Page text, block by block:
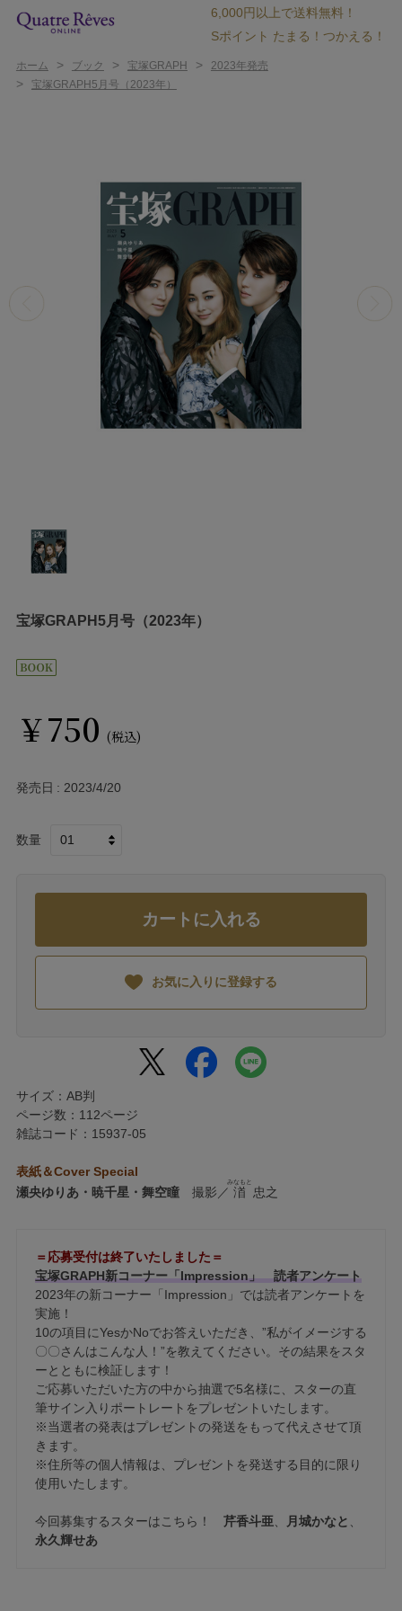
6,000円以上で送料無料！
Sポイント たまる！つかえる！
ホーム > ブック > 宝塚GRAPH > 2023年発売
> 宝塚GRAPH5月号（2023年）
宝塚GRAPH5月号（2023年）
￥750 (税込)
発売日 2023/4/20
数量
カートに入れる
お気に入りに登録する
サイズ：AB判
ページ数：112ページ
雑誌コード：15937-05
表紙＆Cover Special
瀬央ゆりあ・暁千星・舞空瞳撮影／ 渞
みなもと
忠之
＝応募受付は終了いたしました＝
宝塚GRAPH新コーナー「Impression」 読者アンケート
2023年の新コーナー「Impression」では読者アンケートを
実施！
10の項目にYesかNoでお答えいただき、”私がイメージする
〇〇さんはこんな人！”を教えてください。その結果をスタ
ーとともに検証します！
ご応募いただいた方の中から抽選で5名様に、スターの直
筆サイン入りポートレートをプレゼントいたします。
※当選者の発表はプレゼントの発送をもって代えさせて頂
きます。
※住所等の個人情報は、プレゼントを発送する目的に限り
使用いたします。
今回募集するスターはこちら！ 芹香斗亜、 月城かなと
永久輝せあ